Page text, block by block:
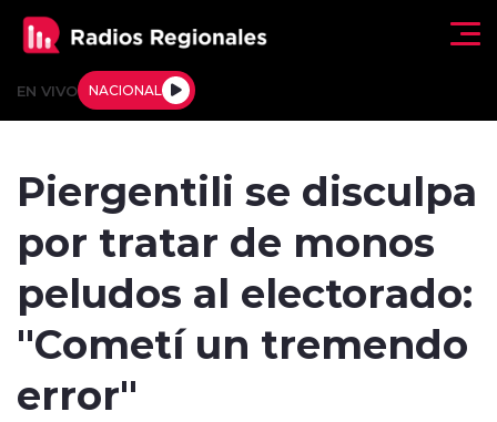
EN VIVO NACIONAL
Actualidad
Internacional
Piergentili se disculpa
por tratar de monos
peludos al electorado:
"Cometí un tremendo
error"